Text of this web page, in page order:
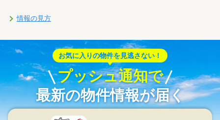
情報の見方
お気に入りの物件を見逃さない！
プッシュ通知で
最新の物件情報が届く